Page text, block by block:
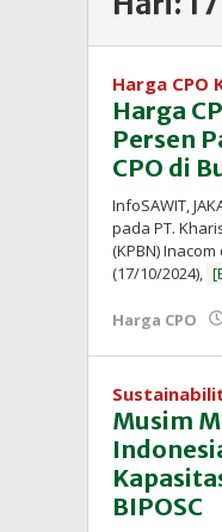
Harga CPO
Harga
Persen
CPO di
InfoSAWIT,
pada PT.
(KPBN)
(17/10/2024),
Harga CPO
Musim
BIPOSC